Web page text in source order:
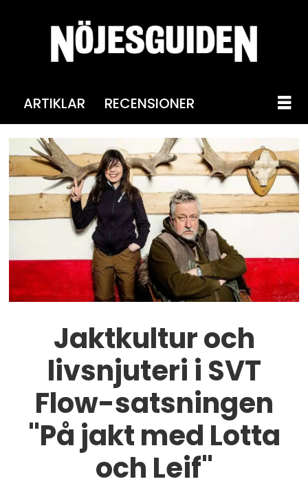
ARTIKLAR RECENSIONER
Jaktkultur och
livsnjuteri i SVT
Flow-satsningen
"På jakt med Lotta
och Leif"